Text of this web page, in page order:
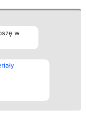
w
Kontakt
Kontakt